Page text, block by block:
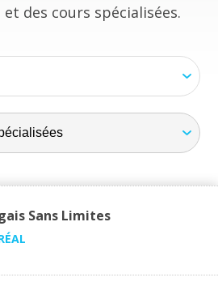
des cours spécialisées.
Sans Limites